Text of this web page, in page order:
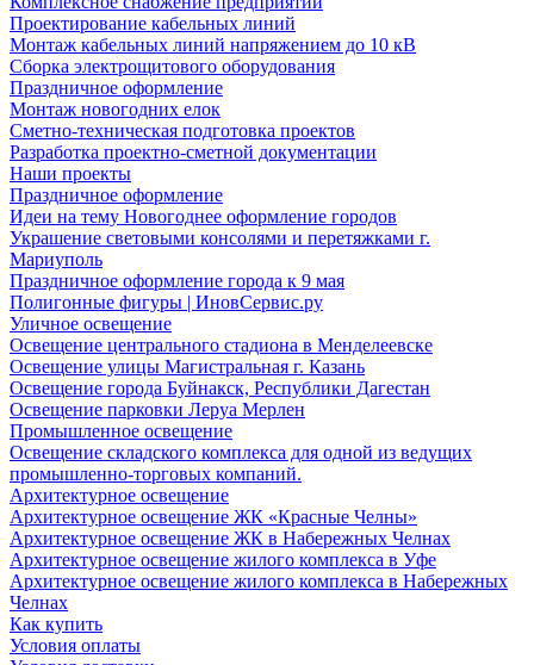
Проектирование кабельных линий
Монтаж кабельных линий напряжением до 10 кВ
Сборка электрощитового оборудования
Праздничное оформление
Монтаж новогодних елок
Сметно-техническая подготовка проектов
Разработка проектно-сметной документации
Наши проекты
Праздничное оформление
Идеи на тему Новогоднее оформление городов
Украшение световыми консолями и перетяжками г.
Мариуполь
Праздничное оформление города к 9 мая
Полигонные фигуры | ИновСервис.ру
Уличное освещение
Освещение центрального стадиона в Менделеевске
Освещение улицы Магистральная г. Казань
Освещение города Буйнакск, Республики Дагестан
Освещение парковки Леруа Мерлен
Промышленное освещение
Освещение складского комплекса для одной из ведущих
промышленно-торговых компаний.
Архитектурное освещение
Архитектурное освещение ЖК «Красные Челны»
Архитектурное освещение ЖК в Набережных Челнах
Архитектурное освещение жилого комплекса в Уфе
Архитектурное освещение жилого комплекса в Набережных
Челнах
Как купить
Условия оплаты